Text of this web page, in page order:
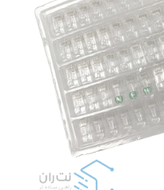
#کابل شبکه نگزنس